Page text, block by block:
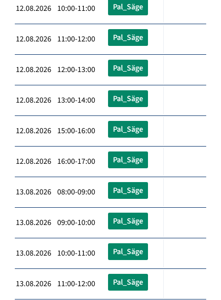
12.08.2026 10:00-11:00 Pal_Säge
12.08.2026 11:00-12:00 Pal_Säge
12.08.2026 12:00-13:00 Pal_Säge
12.08.2026 13:00-14:00 Pal_Säge
12.08.2026 15:00-16:00 Pal_Säge
12.08.2026 16:00-17:00 Pal_Säge
13.08.2026 08:00-09:00 Pal_Säge
13.08.2026 09:00-10:00 Pal_Säge
13.08.2026 10:00-11:00 Pal_Säge
13.08.2026 11:00-12:00 Pal_Säge